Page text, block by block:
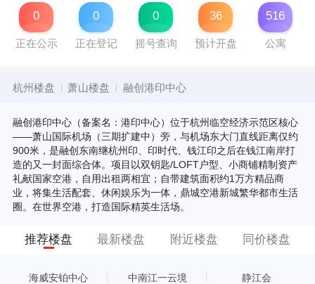
0
正在公示
0
正在登记
0
摇号查询
36
预计开盘
516
公寓
杭州楼盘 萧山楼盘 融创港印中心
融创港印中心（备案名：港印中心）位于杭州临空经济示范区核心
——萧山国际机场（三期扩建中）旁，与机场东大门直线距离仅约
900米，是融创东南继杭州印、印时代、钱江印之后在钱江南岸打
造的又一封面综合体。项目以双钥匙/LOFT户型、小商铺精制资产
礼献国家空港，自用出租两相宜；自带建筑面积约1万方精品商
业，将集生活配套、休闲娱乐为一体，鼎城空港新城繁华都市生活
圈。在世界空港，打造国际精英生活场。
推荐楼盘 最新楼盘 附近楼盘 同价楼盘
海威安铂中心 中南江一云境 静江会